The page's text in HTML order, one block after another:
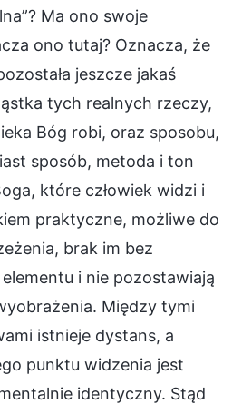
Ma ono swoje
ono tutaj? Oznacza, że
jeszcze jakaś
tych realnych rzeczy,
Bóg robi, oraz sposobu,
sposób, metoda i ton
które człowiek widzi i
praktyczne, możliwe do
brak im bez
i nie pozostawiają
Między tymi
istnieje dystans, a
punktu widzenia jest
identyczny. Stąd